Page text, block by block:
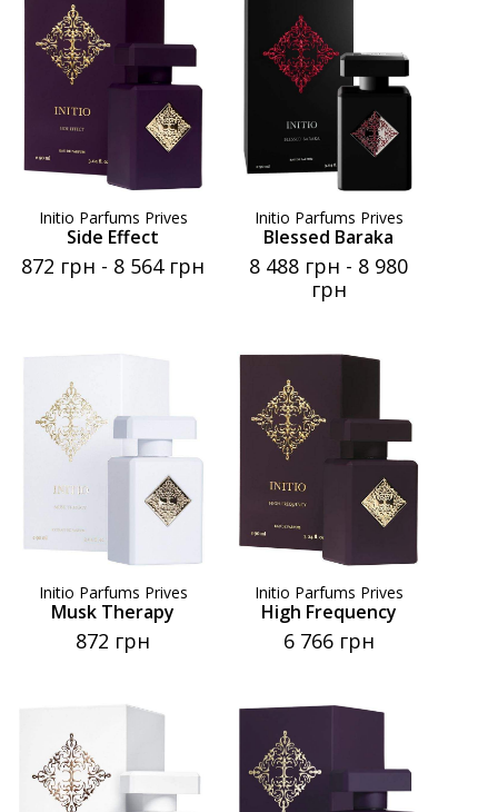
Initio Parfums Prives
Side Effect
872 грн - 8 564 грн
Initio Parfums Prives
Blessed Baraka
8 488 грн - 8 980
грн
Initio Parfums Prives
Musk Therapy
872 грн
Initio Parfums Prives
High Frequency
6 766 грн